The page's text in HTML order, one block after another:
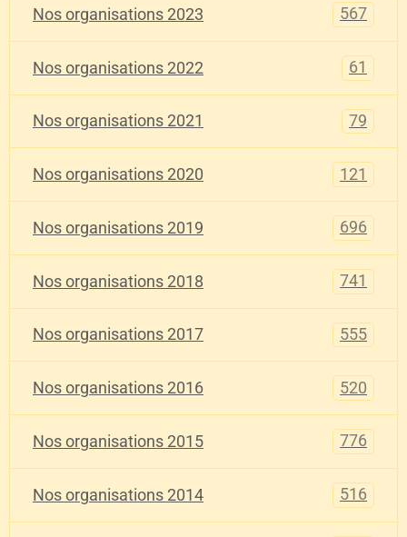
Nos organisations 2023 567
Nos organisations 2022 61
Nos organisations 2021 79
Nos organisations 2020 121
Nos organisations 2019 696
Nos organisations 2018 741
Nos organisations 2017 555
Nos organisations 2016 520
Nos organisations 2015 776
Nos organisations 2014 516